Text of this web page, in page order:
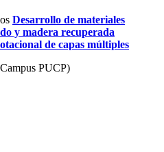
Desarrollo de materiales
y madera recuperada
de capas múltiples
PUCP)